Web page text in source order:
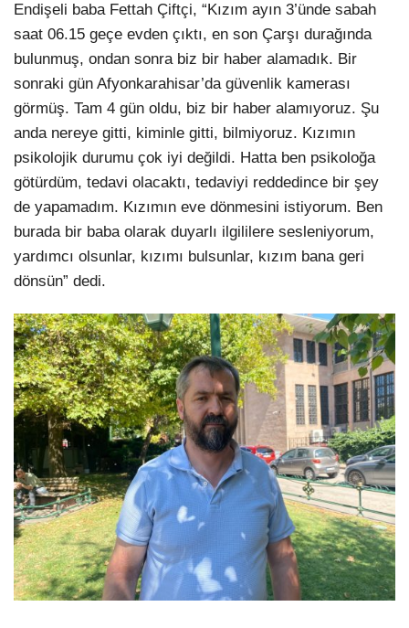
Endişeli baba Fettah Çiftçi, “Kızım ayın 3’ünde sabah
saat 06.15 geçe evden çıktı, en son Çarşı durağında
bulunmuş, ondan sonra biz bir haber alamadık. Bir
sonraki gün Afyonkarahisar’da güvenlik kamerası
görmüş. Tam 4 gün oldu, biz bir haber alamıyoruz. Şu
anda nereye gitti, kiminle gitti, bilmiyoruz. Kızımın
psikolojik durumu çok iyi değildi. Hatta ben psikoloğa
götürdüm, tedavi olacaktı, tedaviyi reddedince bir şey
de yapamadım. Kızımın eve dönmesini istiyorum. Ben
burada bir baba olarak duyarlı ilgililere sesleniyorum,
yardımcı olsunlar, kızımı bulsunlar, kızım bana geri
dönsün” dedi.